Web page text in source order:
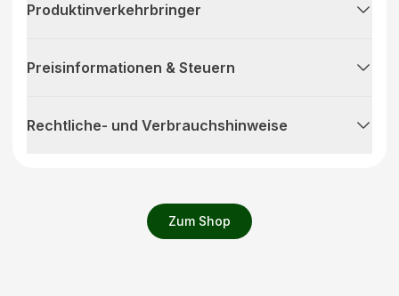
Zum Shop
Produktinverkehrbringer
Preisinformationen & Steuern
Rechtliche- und Verbrauchshinweise